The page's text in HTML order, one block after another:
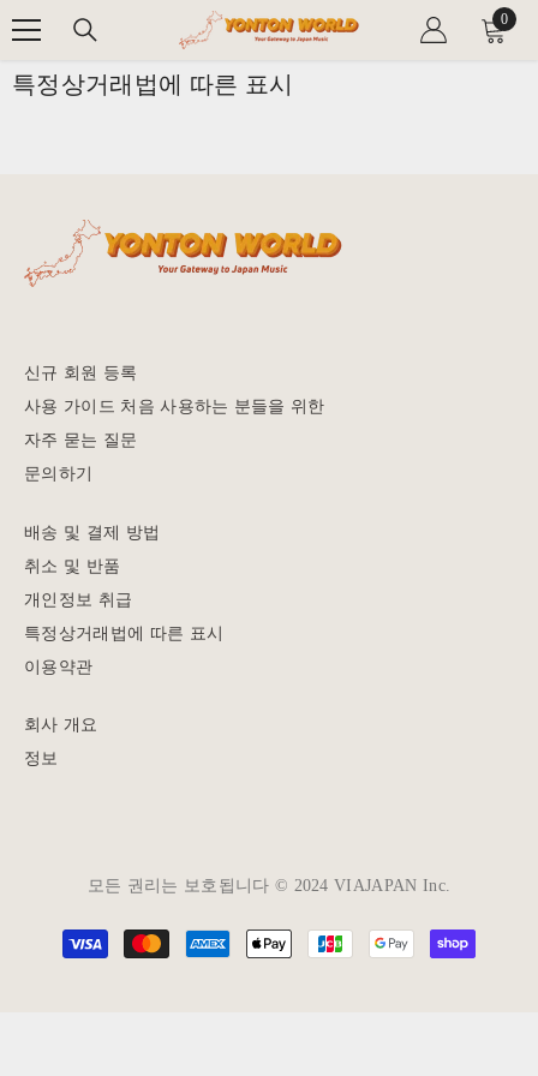
SKIP TO CONTENT 0
0
items
특정상거래법에 따른 표시
신규 회원 등록
사용 가이드 처음 사용하는 분들을 위한
자주 묻는 질문
문의하기
배송 및 결제 방법
취소 및 반품
개인정보 취급
특정상거래법에 따른 표시
이용약관
회사 개요
정보
모든 권리는 보호됩니다 © 2024 VIAJAPAN Inc.
Payment
methods